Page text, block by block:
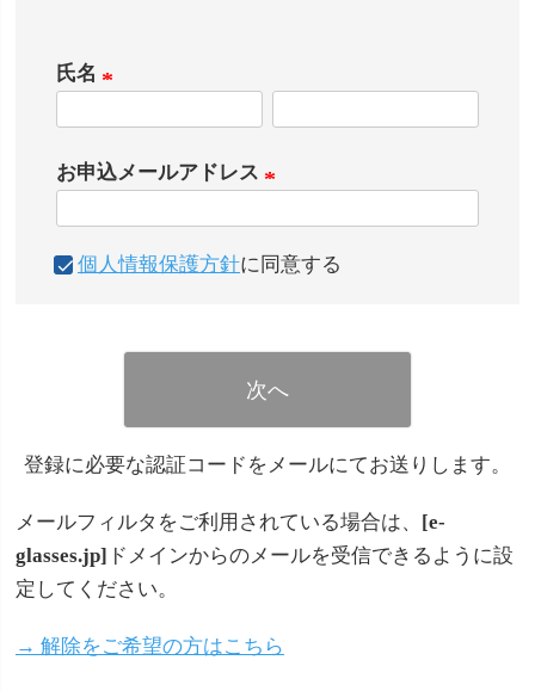
氏名
須
お申込メールアドレス
必
須
個人情報保護方針に同意する
次へ
登録に必要な認証コードをメールにてお送りします。
メールフィルタをご利用されている場合は、
[e-
glasses.jp] ドメインからのメールを受信できるように設
定してください。
→ 解除をご希望の方はこちら